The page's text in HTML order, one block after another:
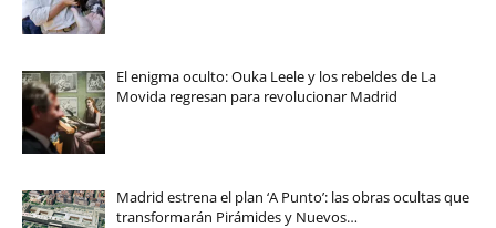
El enigma oculto: Ouka Leele y los rebeldes de La
Movida regresan para revolucionar Madrid
Madrid estrena el plan ‘A Punto’: las obras ocultas que
transformarán Pirámides y Nuevos…